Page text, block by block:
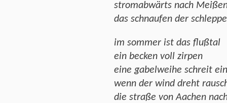
stromabwärts nach
das schnaufen der
im sommer ist das flußtal
ein becken voll zirpen
eine gabelweihe schreit
wenn der wind dreht
die straße von Aachen